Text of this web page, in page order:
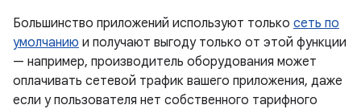
Большинство приложений используют только сеть по
умолчанию и получают выгоду только от этой функции
— например, производитель оборудования может
оплачивать сетевой трафик вашего приложения, даже
если у пользователя нет собственного тарифного